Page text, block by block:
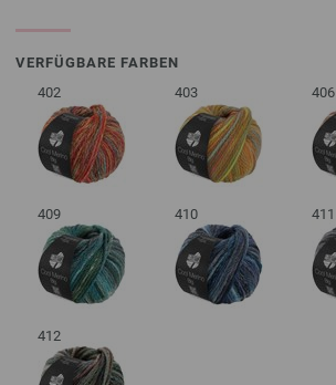
VERFÜGBARE FARBEN
402
403 406
409 410 411
412